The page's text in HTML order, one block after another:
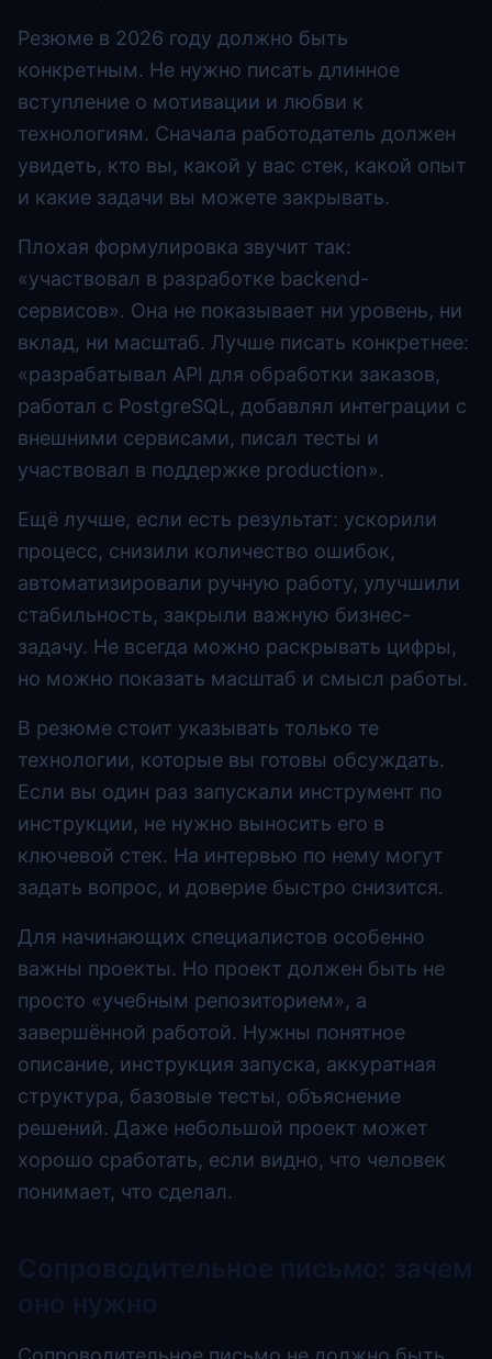
Резюме в 2026 году должно быть
конкретным. Не нужно писать длинное
вступление о мотивации и любви к
технологиям. Сначала работодатель должен
увидеть, кто вы, какой у вас стек, какой опыт
и какие задачи вы можете закрывать.
Плохая формулировка звучит так:
«участвовал в разработке backend-
сервисов». Она не показывает ни уровень, ни
вклад, ни масштаб. Лучше писать конкретнее:
«разрабатывал API для обработки заказов,
работал с PostgreSQL, добавлял интеграции с
внешними сервисами, писал тесты и
участвовал в поддержке production».
Ещё лучше, если есть результат: ускорили
процесс, снизили количество ошибок,
автоматизировали ручную работу, улучшили
стабильность, закрыли важную бизнес-
задачу. Не всегда можно раскрывать цифры,
но можно показать масштаб и смысл работы.
В резюме стоит указывать только те
технологии, которые вы готовы обсуждать.
Если вы один раз запускали инструмент по
инструкции, не нужно выносить его в
ключевой стек. На интервью по нему могут
задать вопрос, и доверие быстро снизится.
Для начинающих специалистов особенно
важны проекты. Но проект должен быть не
просто «учебным репозиторием», а
завершённой работой. Нужны понятное
описание, инструкция запуска, аккуратная
структура, базовые тесты, объяснение
решений. Даже небольшой проект может
хорошо сработать, если видно, что человек
понимает, что сделал.
Сопроводительное письмо: зачем
оно нужно